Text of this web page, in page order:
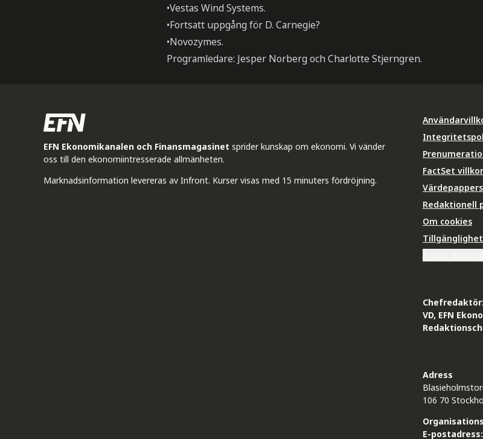
•Vestas Wind Systems.
•Fortsatt uppgång för D. Carnegie?
•Novozymes.
Programledare: Jesper Norberg och Charlotte Stjerngren.
EFN Ekonomikanalen och Finansmagasinet sprider kunskap om ekonomi. Vi vänder
oss till den ekonomiintresserade allmänheten.
Marknadsinformation levereras av Infront. Kurser visas med 15 minuters fördröjning.
FactSet villkor
Redaktionell
Om cookies
Tillgänglighet
Chefredaktör:
VD, EFN
Adress
106 70
E-postadress: